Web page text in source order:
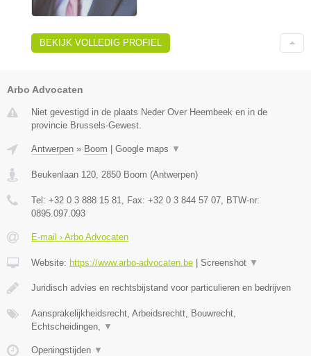
BEKIJK VOLLEDIG PROFIEL
Arbo Advocaten
Niet gevestigd in de plaats Neder Over Heembeek en in de
provincie Brussels-Gewest.
Antwerpen » Boom | Google maps ▼
Beukenlaan 120 2850 Boom (Antwerpen)
Tel: +32 0 3 888 15 81 , Fax: +32 0 3 844 57 07 , BTW-nr:
0895.097.093
E-mail › Arbo Advocaten
Website: https://www.arbo-advocaten.be | Screenshot ▼
Juridisch advies en rechtsbijstand voor particulieren en bedrijven
Aansprakelijkheidsrecht, Arbeidsrechtt, Bouwrecht,
Echtscheidingen,
▼
Openingstijden ▼